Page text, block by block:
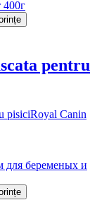
pentru
pisiciRoyal Canin